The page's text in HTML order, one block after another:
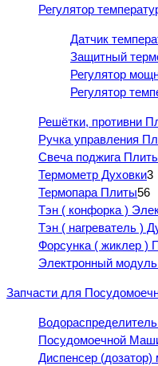
Регулятор
Датчик
Защитный
Регулятор
Регулятор
Решётки, противни
Ручка управления
Свеча поджига
Термометр Духовки3
Термопара Плиты56
Тэн ( конфорка )
Тэн ( нагреватель )
Форсунка ( жиклер )
Электронный
Запчасти для
Посудомоечной
Диспенсер